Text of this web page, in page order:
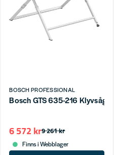
BOSCH PROFESSIONAL
Bosch GTS 635-216 Klyvsåg
9 261 kr
6 572 kr
Finns i Webblager